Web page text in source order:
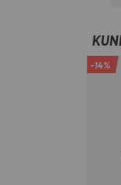
-14%